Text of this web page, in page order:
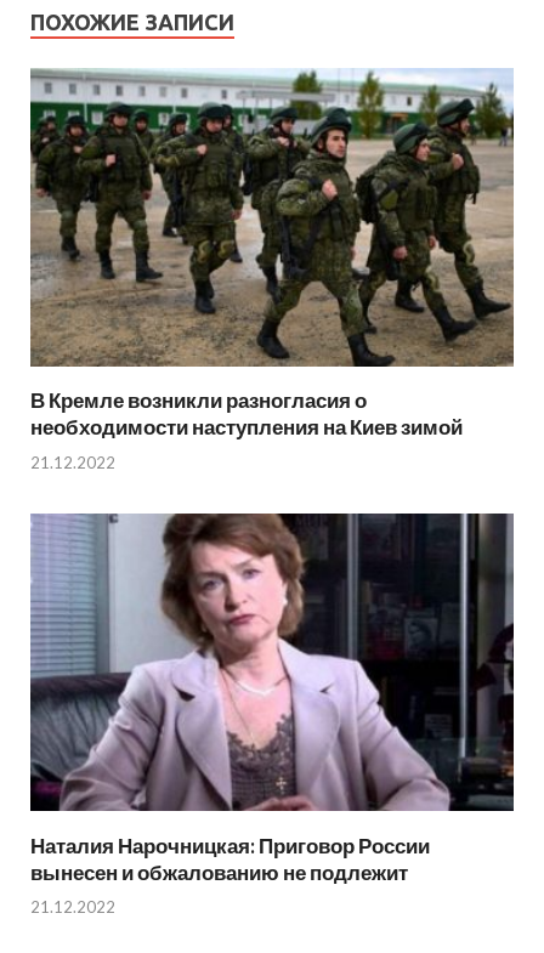
ПОХОЖИЕ ЗАПИСИ
В Кремле возникли разногласия о
необходимости наступления на Киев зимой
21.12.2022
Наталия Нарочницкая: Приговор России
вынесен и обжалованию не подлежит
21.12.2022